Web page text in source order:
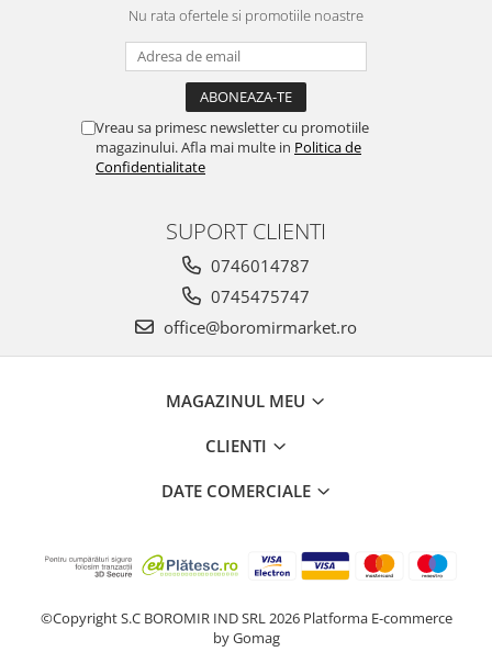
Nu rata ofertele si promotiile noastre
Vreau sa primesc newsletter cu promotiile
magazinului. Afla mai multe in Politica de
Confidentialitate
SUPORT CLIENTI
0746014787
0745475747
office@boromirmarket.ro
MAGAZINUL MEU
CLIENTI
DATE COMERCIALE
©Copyright S.C BOROMIR IND SRL 2026 Platforma E-commerce
by Gomag